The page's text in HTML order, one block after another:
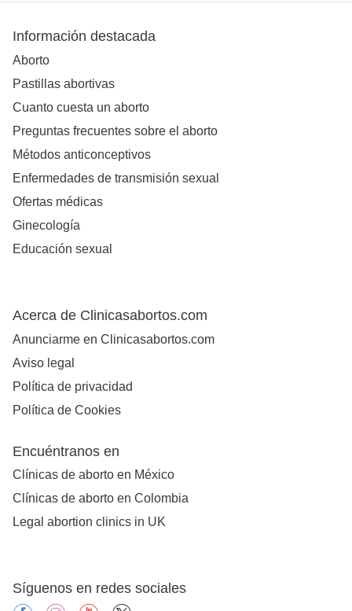
Información destacada
Aborto
Pastillas abortivas
Cuanto cuesta un aborto
Preguntas frecuentes sobre el aborto
Métodos anticonceptivos
Enfermedades de transmisión sexual
Ofertas médicas
Ginecología
Educación sexual
Acerca de Clinicasabortos.com
Anunciarme en Clinicasabortos.com
Aviso legal
Política de privacidad
Política de Cookies
Encuéntranos en
Clínicas de aborto en México
Clínicas de aborto en Colombia
Legal abortion clinics in UK
Síguenos en redes sociales